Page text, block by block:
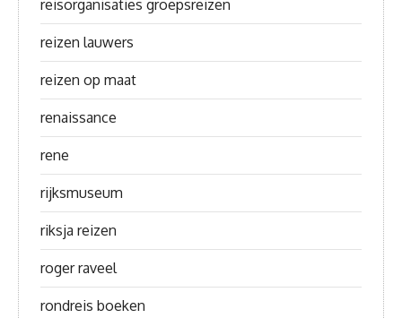
reisorganisaties groepsreizen
reizen lauwers
reizen op maat
renaissance
rene
rijksmuseum
riksja reizen
roger raveel
rondreis boeken